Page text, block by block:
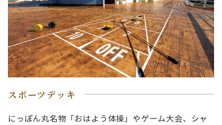
スポーツデッキ
にっぽん丸名物「おはよう体操」やゲーム大会、シャ